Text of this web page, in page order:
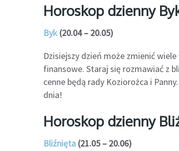
Horoskop dzienny
Byk (20.04 – 20.05)
Dzisiejszy dzień może zmienić
finansowe. Staraj się rozmawiać z
cenne będą rady Koziorożca i
dnia!
Horoskop dzienny
Bliźnięta (21.05 – 20.06)